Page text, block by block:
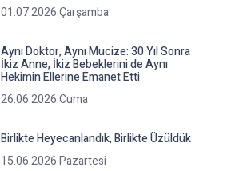
01.07.2026 Çarşamba
Aynı Doktor, Aynı Mucize: 30 Yıl Sonra
İkiz Anne, İkiz Bebeklerini de Aynı
Hekimin Ellerine Emanet Etti
26.06.2026 Cuma
Birlikte Heyecanlandık, Birlikte Üzüldük
15.06.2026 Pazartesi